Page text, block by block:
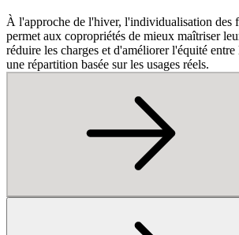
À l'approche de l'hiver, l'individualisation des
permet aux copropriétés de mieux maîtriser
réduire les charges et d'améliorer l'équité entre
une répartition basée sur les usages réels.